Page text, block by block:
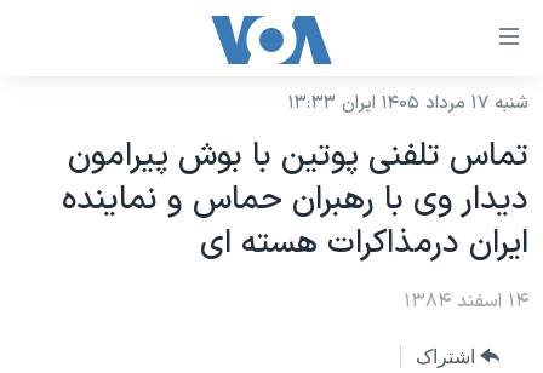
لینکهای
دسترسی
جهش
محتوای
اصلی
به
صفحه
نسخه سبک وب‌سایت
موضوع ها
ایران
آمریکا
جهان
برنامه های تلویزیونی
جدول برنامه ها
صفحه‌های ویژه
شنبه ۱۷ مرداد ۱۴۰۵ ایران ۱۳:۳۳
تماس تلفنی پوتين با بوش پيرامون
ديدار وی با رهبران حماس و نماينده
ايران درمذاکرات هسته ای
۱۴ اسفند ۱۳۸۴
اشتراک